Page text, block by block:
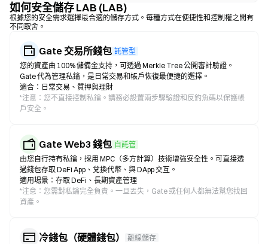
如何安全儲存 LAB (LAB)
根據您的安全需求選擇最合適的儲存方式。每種方式在便捷性和控制權之間有
不同取舍。
Gate 交易所錢包 託管型
您的資產由 100% 儲備金支持，可透過 Merkle Tree 公開審計驗證。
Gate 代為管理私鑰，是日常交易和帳戶恢復最便捷的選擇。
適合：日常交易、質押與理財
*注意：您不直接控制私鑰。請務必設置兩步驟驗證和反釣魚碼以保護帳
戶安全。
Gate Web3 錢包 自託管
由您自行持有私鑰，採用 MPC（多方計算）技術增強安全性。可直接透
過錢包存取 DeFi App、兌換代幣、與 DApp 交互。
適用場景：存取 DeFi、長期資產管理
*注意：您需對私鑰完全負責。一旦丟失，Gate 或任何人都無法幫您找回
資產。
冷錢包（硬體錢包） 離線儲存